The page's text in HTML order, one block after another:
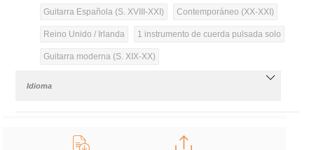
Guitarra Española (S. XVIII-XXI) Contemporáneo (XX-XXI)
Reino Unido / Irlanda 1 instrumento de cuerda pulsada solo
Guitarra moderna (S. XIX-XX)
Idioma